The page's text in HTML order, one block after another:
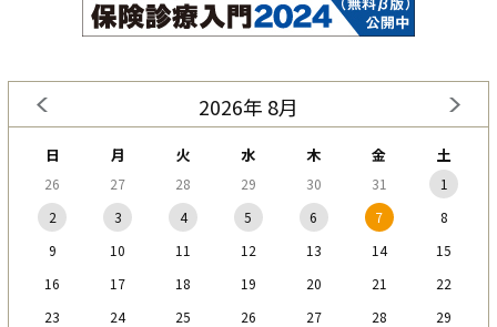
2026年 8月
日 月 火 水 木 金 土
26 27 28 29 30 31
1
2
3 4 5 6 7
8
9
10 11 12 13 14
15
16
17 18 19 20 21
22
23
24 25 26 27 28
29